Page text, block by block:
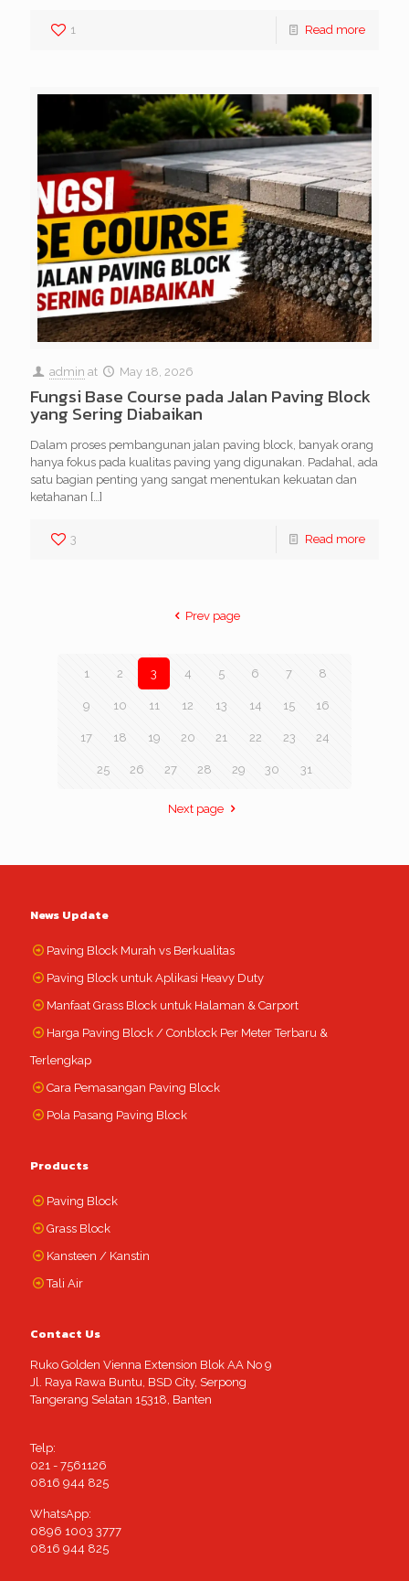
1 Read more
admin at May 18, 2026
Fungsi Base Course pada Jalan Paving Block
yang Sering Diabaikan
Dalam proses pembangunan jalan paving block, banyak orang
hanya fokus pada kualitas paving yang digunakan. Padahal, ada
satu bagian penting yang sangat menentukan kekuatan dan
ketahanan […]
3 Read more
Prev page
1 2 3 4 5 6 7 8
9 10 11 12 13 14 15 16
17 18 19 20 21 22 23 24
25 26 27 28 29 30 31
Next page
News Update
Paving Block Murah vs Berkualitas
Paving Block untuk Aplikasi Heavy Duty
Manfaat Grass Block untuk Halaman & Carport
Harga Paving Block / Conblock Per Meter Terbaru &
Terlengkap
Cara Pemasangan Paving Block
Pola Pasang Paving Block
Products
Paving Block
Grass Block
Kansteen / Kanstin
Tali Air
Contact Us
Ruko Golden Vienna Extension Blok AA No 9
Jl. Raya Rawa Buntu, BSD City, Serpong
Tangerang Selatan 15318, Banten
Telp:
021 - 7561126
0816 944 825
WhatsApp:
0896 1003 3777
0816 944 825